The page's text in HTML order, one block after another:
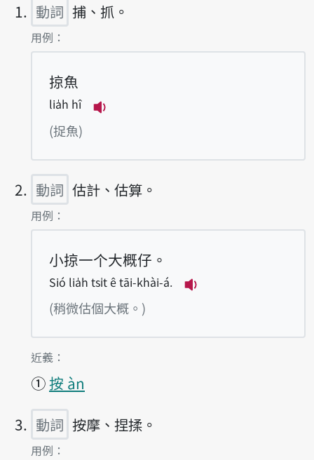
動詞 捕、抓。
第1項釋義的
用例：
掠魚
lia̍h hî
(捉魚)
動詞 估計、估算。
第2項釋義的
用例：
小掠一个大概仔。
Sió lia̍h tsi̍t ê tāi-khài-á.
(稍微估個大概。)
第2項釋義的
近義：
①按 àn
動詞 按摩、捏揉。
第3項釋義的
用例：